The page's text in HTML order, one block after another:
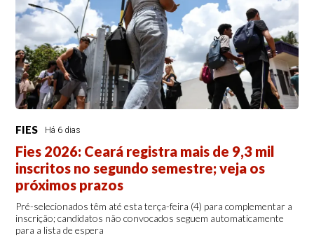
FIES Há 6 dias
Fies 2026: Ceará registra mais de 9,3 mil
inscritos no segundo semestre; veja os
próximos prazos
Pré-selecionados têm até esta terça-feira (4) para complementar a
inscrição; candidatos não convocados seguem automaticamente
para a lista de espera